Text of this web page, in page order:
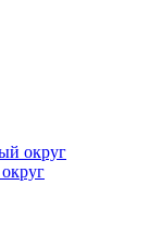
округ